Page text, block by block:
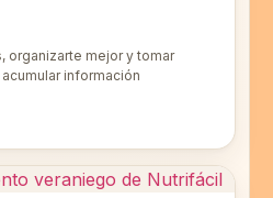
organizarte mejor y tomar
información